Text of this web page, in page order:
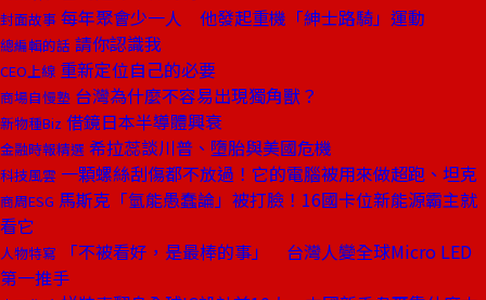
封面故事 每年聚會少一人 他發起重機「紳士路騎」運動
總編輯的話 請你認識我
CEO上線 重新定位自己的必要
商場自慢塾 台灣為什麼不容易出現獨角獸？
新物種Biz 借鏡日本半導體興衰
金融時報精選 希拉蕊談川普、墮胎與美國危機
科技風雲 一顆螺絲刮傷都不放過！它的電腦被用來做超跑、坦克
商周ESG 馬斯克「氫能愚蠢論」被打臉！16國卡位新能源霸主就
看它
人物特寫
「不被看好，是最棒的事」 台灣人變全球Micro LED
第一推手